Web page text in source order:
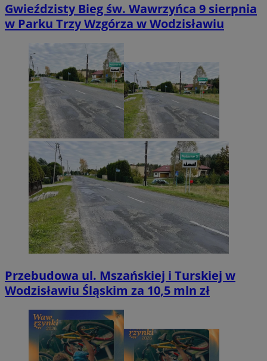
Gwieździsty Bieg św. Wawrzyńca 9 sierpnia
w Parku Trzy Wzgórza w Wodzisławiu
Przebudowa ul. Mszańskiej i Turskiej w
Wodzisławiu Śląskim za 10,5 mln zł